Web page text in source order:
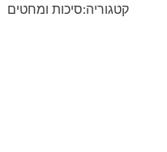
קטגוריה:סיכות ומחטים